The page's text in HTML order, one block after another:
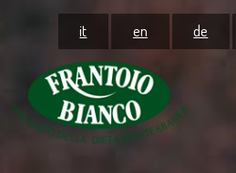
it en de